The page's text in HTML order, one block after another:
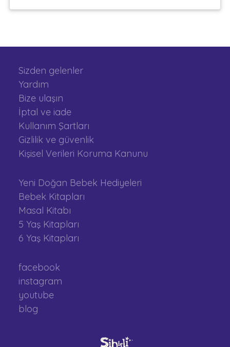
Sizden gelenler
Yardım
Bize ulaşın
İptal ve iade
Kullanım Şartları
Gizlilik ve güvenlik
Kişisel Verileri Koruma Kanunu
Yeni Doğan Bebek Hediyeleri
Bebek Kitapları
Masal Kitabı
5 Yaş Kitapları
6 Yaş Kitapları
facebook
instagram
youtube
blog